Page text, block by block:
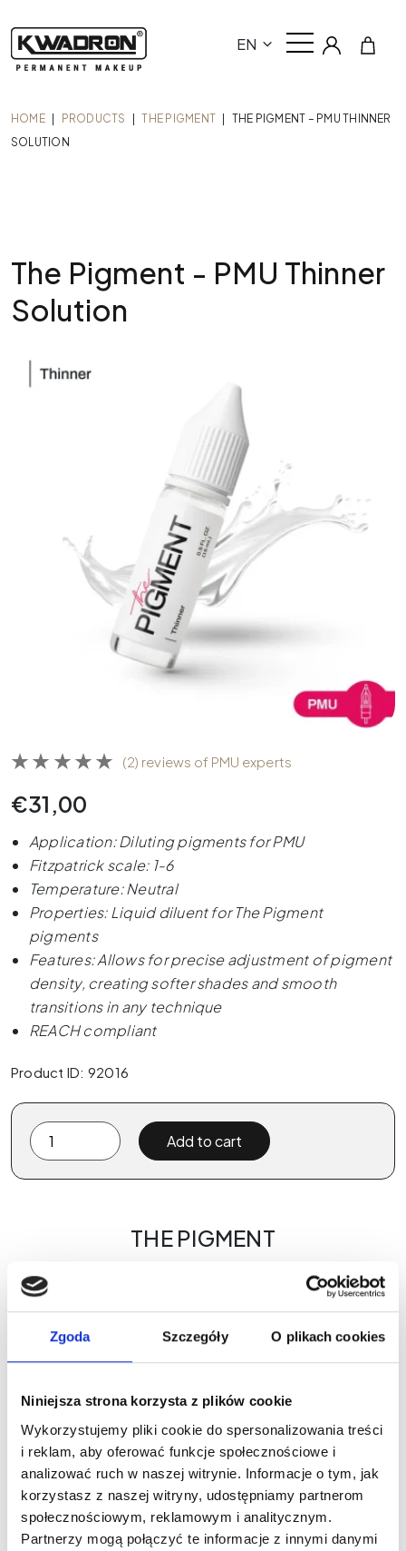
Zgoda Szczegóły O plikach cookies
Niniejsza strona korzysta z plików cookie
Wykorzystujemy pliki cookie do spersonalizowania treści
i reklam, aby oferować funkcje społecznościowe i
analizować ruch w naszej witrynie. Informacje o tym, jak
korzystasz z naszej witryny, udostępniamy partnerom
społecznościowym, reklamowym i analitycznym.
Partnerzy mogą połączyć te informacje z innymi danymi
EN
HOME PRODUCTS THE PIGMENT
THE PIGMENT – PMU THINNER
SOLUTION
The Pigment - PMU Thinner
Solution
(2) reviews of PMU experts
€31,00
Application: Diluting pigments for PMU
Fitzpatrick scale: 1-6
Temperature: Neutral
Properties: Liquid diluent for The Pigment
pigments
Features: Allows for precise adjustment of pigment
density, creating softer shades and smooth
transitions in any technique
REACH compliant
Product ID: 92016
The
Pigment
-
quantity
Add to cart
THE PIGMENT
Mastery of Color. Professionalism
You Can See.
Why choose THE PIGMENT?
Shades designed for a variety of skin types
THE PIGMENT - Where beauty begins.